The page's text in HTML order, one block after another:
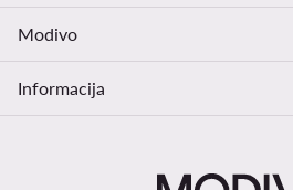
Modivo
Informacija